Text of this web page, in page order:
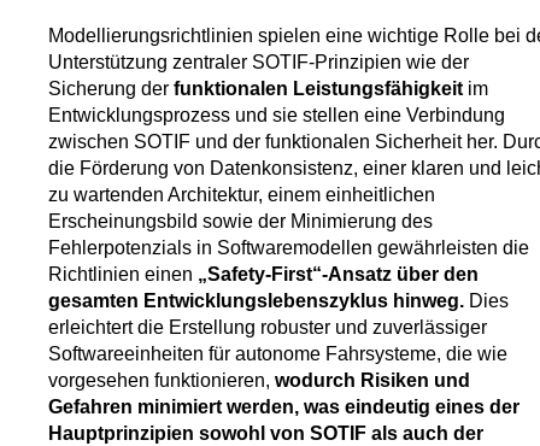
Modellierungsrichtlinien spielen eine wichtige Rolle bei
Unterstützung zentraler SOTIF-Prinzipien wie der
Sicherung der funktionalen Leistungsfähigkeit im
Entwicklungsprozess und sie stellen eine Verbindung
zwischen SOTIF und der funktionalen Sicherheit her.
die Förderung von Datenkonsistenz, einer klaren und
zu wartenden Architektur, einem einheitlichen
Erscheinungsbild sowie der Minimierung des
Fehlerpotenzials in Softwaremodellen gewährleisten die
Richtlinien einen „Safety-First“-Ansatz über den
gesamten Entwicklungslebenszyklus hinweg. Dies
erleichtert die Erstellung robuster und zuverlässiger
Softwareeinheiten für autonome Fahrsysteme, die wie
vorgesehen funktionieren, wodurch Risiken und
Gefahren minimiert werden, was eindeutig eines der
Hauptprinzipien sowohl von SOTIF als auch der